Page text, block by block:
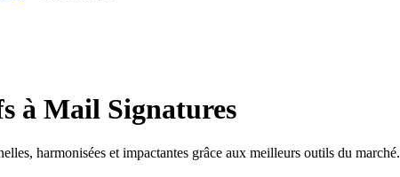
à Mail Signatures
harmonisées et impactantes grâce aux meilleurs outils du marché.